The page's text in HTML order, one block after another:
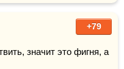
+79
значит это фигня, а